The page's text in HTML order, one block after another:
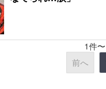
1件
前へ